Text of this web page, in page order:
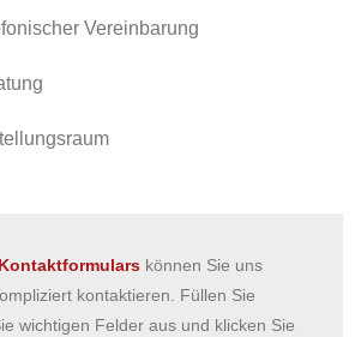
Vereinbarung
Kontaktformulars können Sie uns
kontaktieren. Füllen Sie
wichtigen Felder aus und klicken Sie